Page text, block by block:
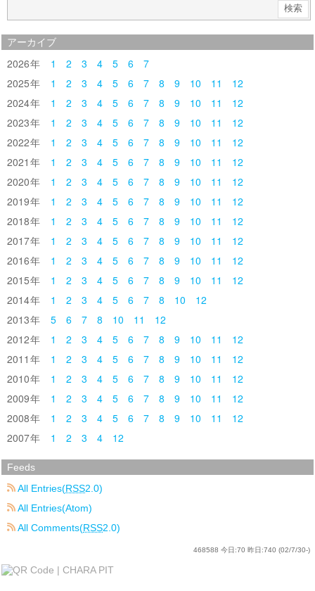
アーカイブ
2026 1 2 3 4 5 6
7
2025
1 2 3 4 5 6 7 8 9 10 11
12
2024
1 2 3 4 5 6 7 8 9 10 11
12
2023
1 2 3 4 5 6 7 8 9 10 11
12
2022
1 2 3 4 5 6 7 8 9 10 11
12
2021
1 2 3 4 5 6 7 8 9 10 11
12
2020
1 2 3 4 5 6 7 8 9 10 11
12
2019
1 2 3 4 5 6 7 8 9 10 11
12
2018
1 2 3 4 5 6 7 8 9 10 11
12
2017
1 2 3 4 5 6 7 8 9 10 11
12
2016
1 2 3 4 5 6 7 8 9 10 11
12
2015
1 2 3 4 5 6 7 8 9 10 11
12
2014
1 2 3 4 5 6 7 8 10
12
2013
5 6 7 8 10 11
12
2012
1 2 3 4 5 6 7 8 9 10 11
12
2011
1 2 3 4 5 6 7 8 9 10 11
12
2010
1 2 3 4 5 6 7 8 9 10 11
12
2009
1 2 3 4 5 6 7 8 9 10 11
12
2008
1 2 3 4 5 6 7 8 9 10 11
12
2007
1 2 3 4 12
Feeds
All Entries(RSS2.0)
All Entries(Atom)
All Comments(RSS2.0)
468588 今日:70 昨日:740 (02/7/30-)